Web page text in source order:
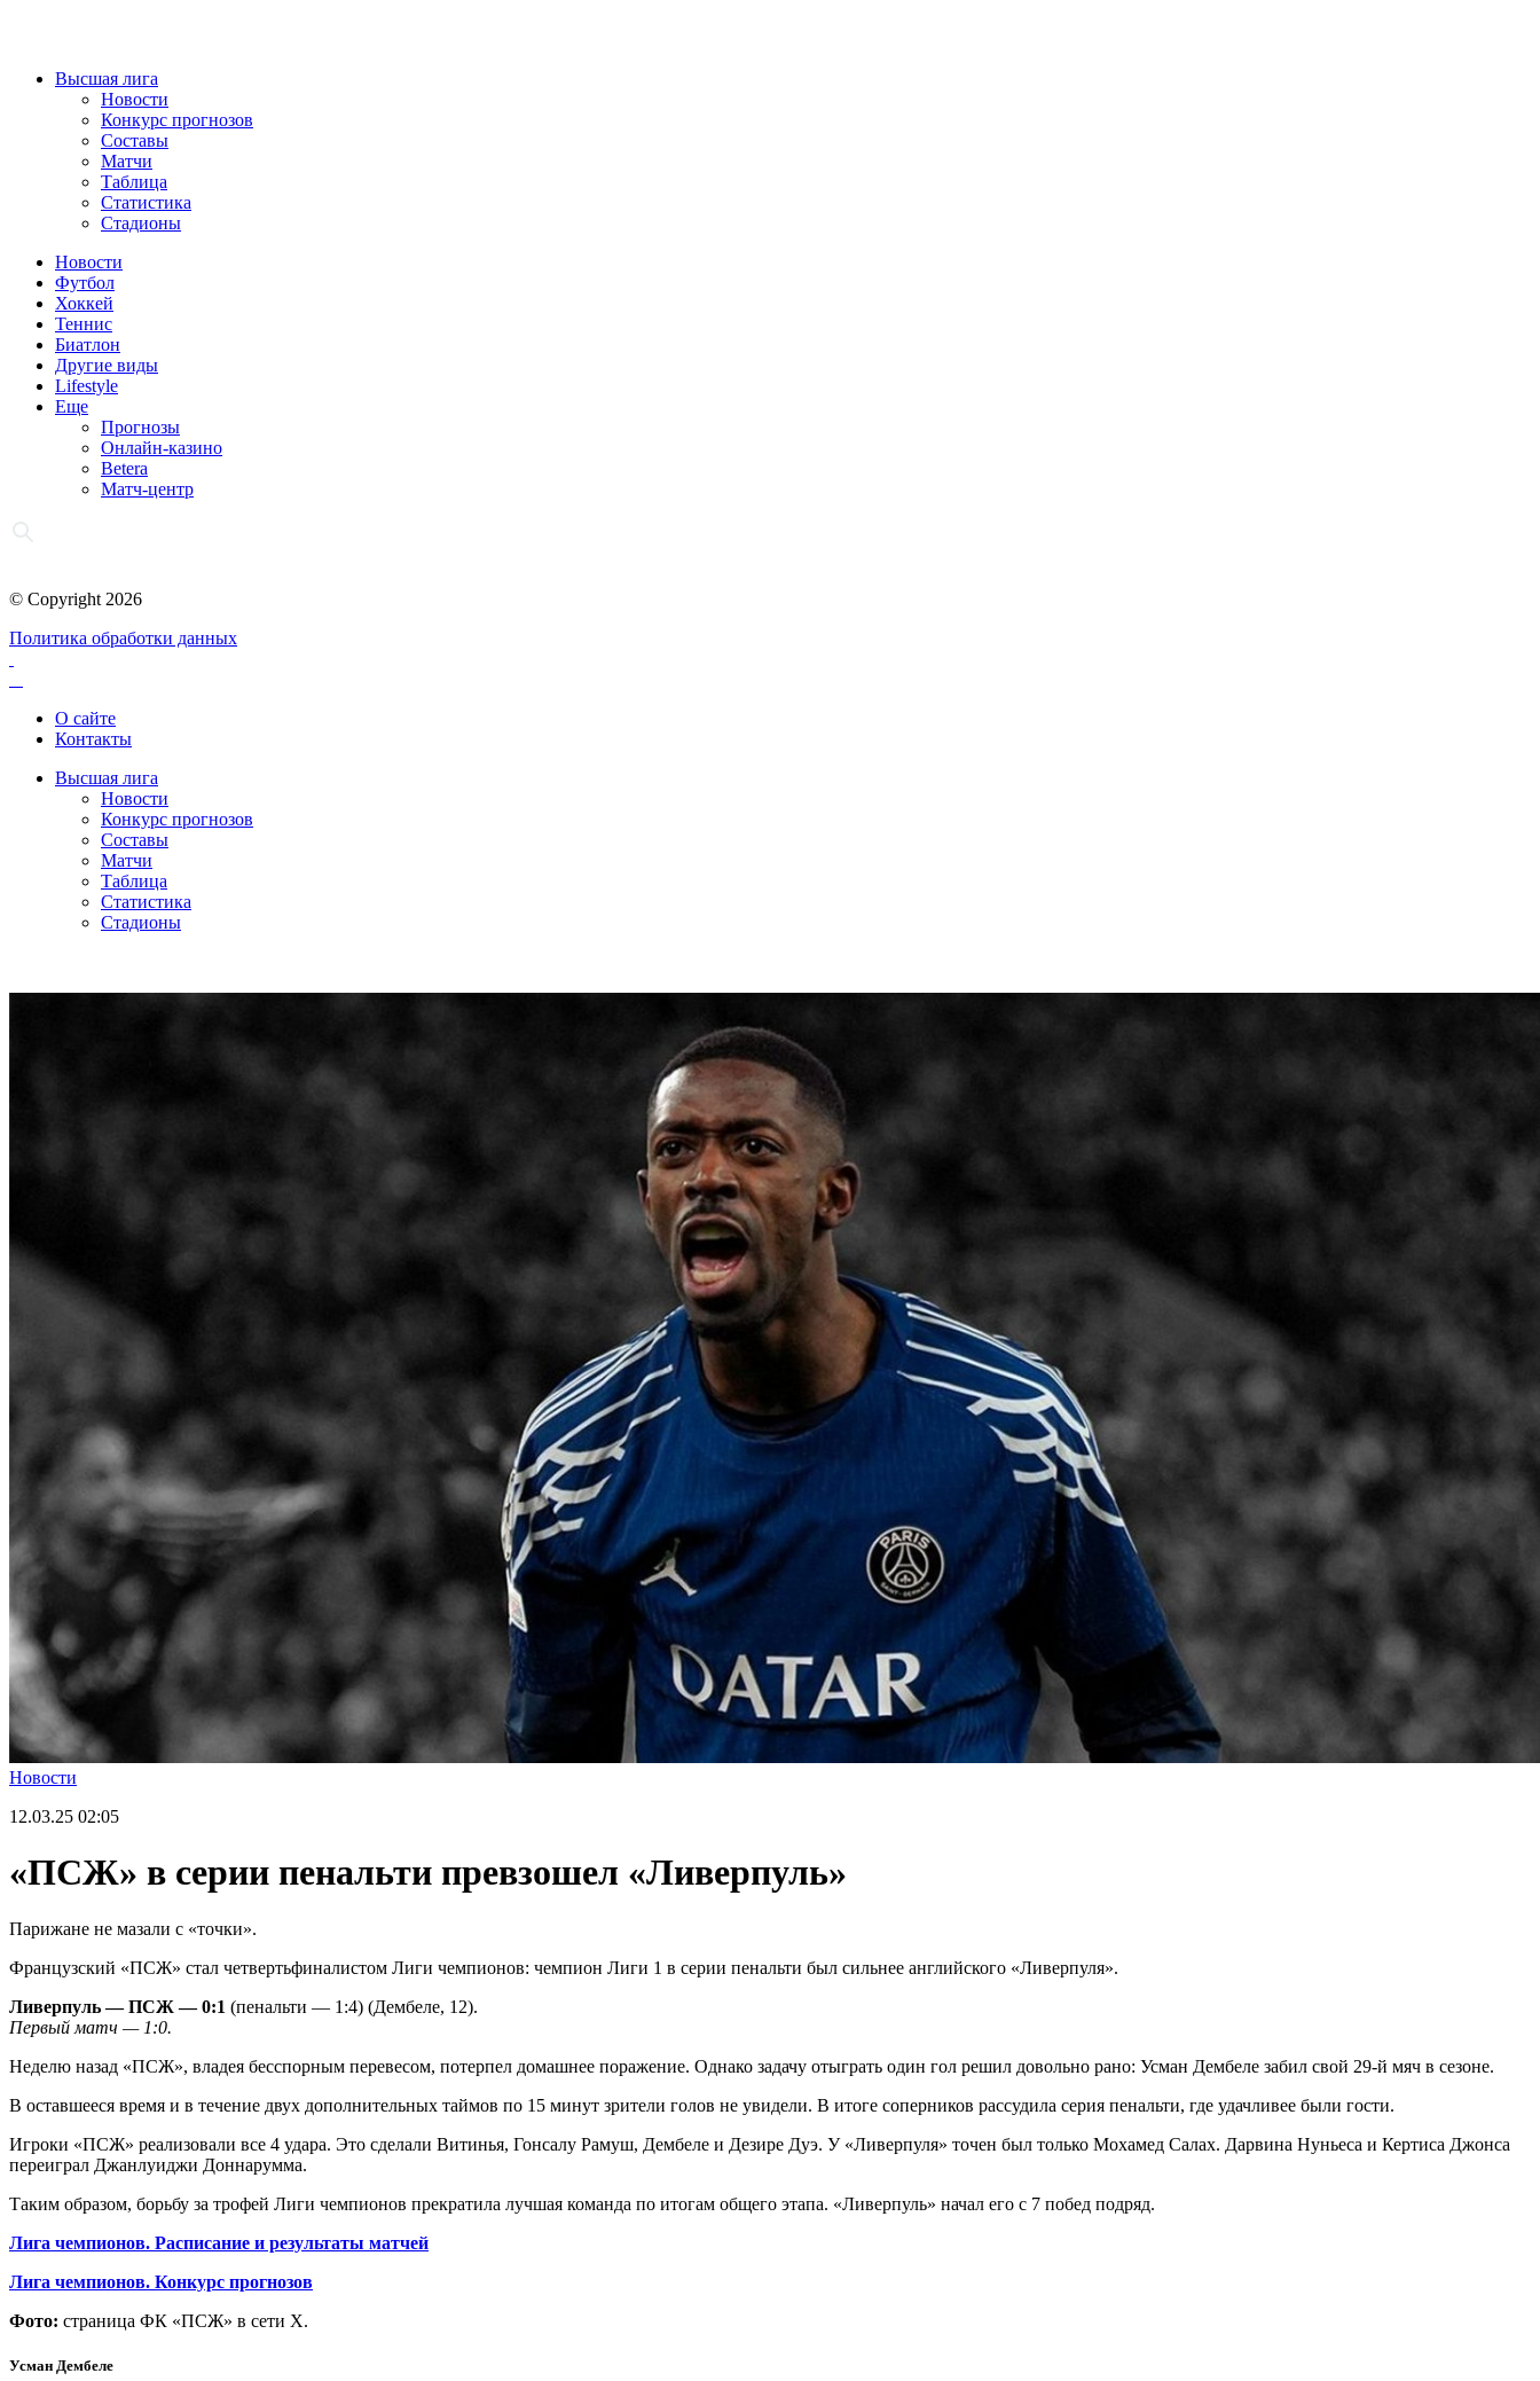
Высшая лига
Новости
Конкурс прогнозов
Составы
Матчи
Таблица
Статистика
Стадионы
Новости
Футбол
Хоккей
Теннис
Биатлон
Другие виды
Lifestyle
Еще
Прогнозы
Онлайн-казино
Betera
Матч-центр
© Copyright 2026
Политика обработки данных
О сайте
Контакты
Высшая лига
Новости
Конкурс прогнозов
Составы
Матчи
Таблица
Статистика
Стадионы
Новости
12.03.25 02:05
«ПСЖ» в серии пенальти превзошел «Ливерпуль»
Парижане не мазали с «точки».
Французский «ПСЖ» стал четвертьфиналистом Лиги чемпионов: чемпион Лиги 1 в серии пенальти был сильнее английского «Ливерпуля».
Ливерпуль — ПСЖ — 0:1 (пенальти — 1:4) (Дембеле, 12).
Первый матч — 1:0.
Неделю назад «ПСЖ», владея бесспорным перевесом, потерпел домашнее поражение. Однако задачу отыграть один гол решил довольно рано: Усман Дембеле забил свой 29-й мяч в сезоне.
В оставшееся время и в течение двух дополнительных таймов по 15 минут зрители голов не увидели. В итоге соперников рассудила серия пенальти, где удачливее были гости.
Игроки «ПСЖ» реализовали все 4 удара. Это сделали Витинья, Гонсалу Рамуш, Дембеле и Дезире Дуэ. У «Ливерпуля» точен был только Мохамед Салах. Дарвина Нуньеса и Кертиса Джонса
переиграл Джанлуиджи Доннарумма.
Таким образом, борьбу за трофей Лиги чемпионов прекратила лучшая команда по итогам общего этапа. «Ливерпуль» начал его с 7 побед подряд.
Лига чемпионов. Расписание и результаты матчей
Лига чемпионов. Конкурс прогнозов
Фото: страница ФК «ПСЖ» в сети Х.
Усман Дембеле